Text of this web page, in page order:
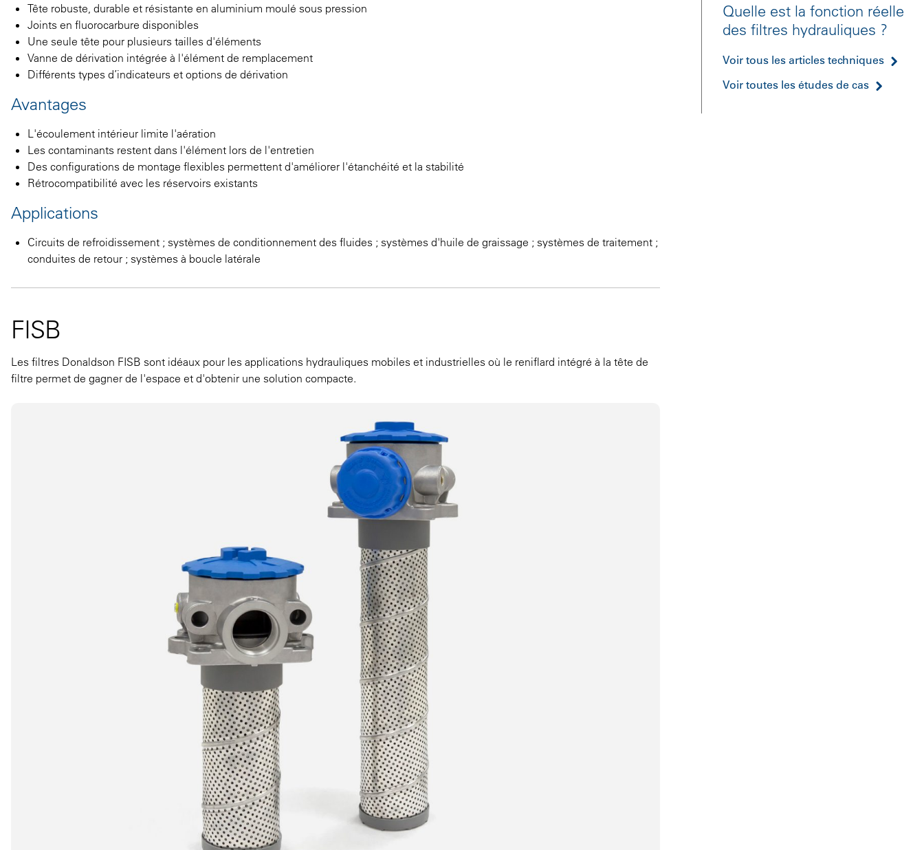
Tête robuste, durable et résistante en aluminium moulé sous pression
Joints en fluorocarbure disponibles
Une seule tête pour plusieurs tailles d'éléments
Vanne de dérivation intégrée à l'élément de remplacement
Différents types d’indicateurs et options de dérivation
Avantages
L'écoulement intérieur limite l'aération
Les contaminants restent dans l'élément lors de l'entretien
Des configurations de montage flexibles permettent d'améliorer l'étanchéité et la stabilité
Rétrocompatibilité avec les réservoirs existants
Applications
Circuits de refroidissement ; systèmes de conditionnement des fluides ; systèmes d'huile de graissage ; systèmes de traitement ;
conduites de retour ; systèmes à boucle latérale
FISB
Les filtres Donaldson FISB sont idéaux pour les applications hydrauliques mobiles et industrielles où le reniflard intégré à la tête de
filtre permet de gagner de l'espace et d'obtenir une solution compacte.
Quelle est la fonction réelle
des filtres hydrauliques ?
Voir tous les articles techniques
Voir toutes les études de cas